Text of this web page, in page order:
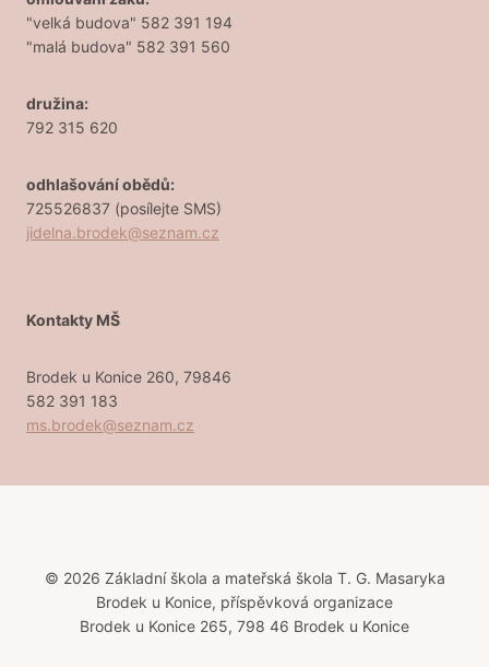
"velká budova" 582 391 194
"malá budova" 582 391 560
družina:
792 315 620
odhlašování obědů:
725526837 (posílejte SMS)
jidelna.brodek@seznam.cz
Kontakty MŠ
Brodek u Konice 260, 79846
582 391 183
ms.brodek@seznam.cz
© 2026 Základní škola a mateřská škola T. G. Masaryka
Brodek u Konice, příspěvková organizace
Brodek u Konice 265, 798 46 Brodek u Konice